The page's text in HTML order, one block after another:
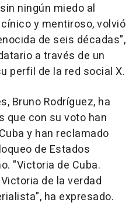
ningún miedo al
y mentiroso, volvió
de seis décadas",
a través de un
perfil de la red social X.
Bruno Rodríguez, ha
que con su voto han
y han reclamado
de Estados
"Victoria de Cuba.
de la verdad
ha expresado.